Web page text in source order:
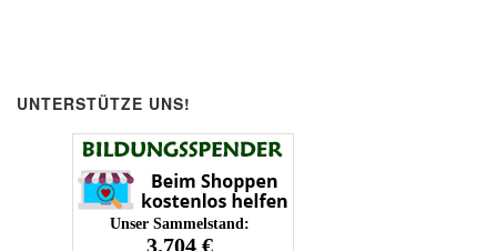
UNTERSTÜTZE UNS!